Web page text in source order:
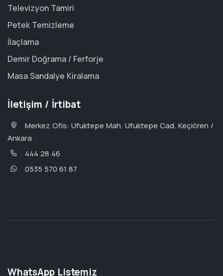
Televizyon Tamiri
Petek Temizleme
İlaçlama
Demir Doğrama / Ferforje
Masa Sandalye Kiralama
İletişim / İrtibat
Merkez Ofis: Ufuktepe Mah. Ufuktepe Cad. Keçiören /
Ankara
444 28 46
0535 570 61 87
WhatsApp Listemiz